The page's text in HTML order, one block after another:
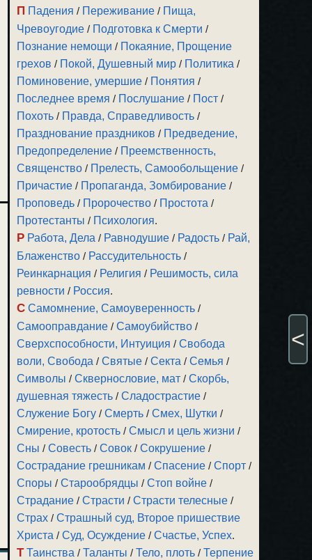
П Падения / Переживание / Пища,
Чревоугодие / Подготовка к Смерти /
Познание немощи / Покаяние, Прощение
грехов / Покой, Душевный мир / Политика /
Поминовение, умершие / Понятия /
Последнее время / Послушание / Пост /
Похоть / Правда, Справедливость /
Празднование праздников / Предведение,
Предопределение / Преемственность,
Священство / Прелесть, Самообольщение /
Причастие / Пропаганда, Зомбирование /
Проповедь / Пророчество / Простота /
Протестанты / Психология.
Р Работа, Дела / Равнодушие / Радость / Рай,
Блаженство / Рассудительность /
Реинкарнация / Религия / Решимость, сила
ревности / Россия.
С Самомнение, Самоуверенность /
Самооправдание /Самоубийство /
Сверхспособности, Интуиция /Свобода
воли, Свобода /Святые /Секта /Семья /
Символы /Сквернословие, мат /Скорбь,
душевная тяжесть /Сладострастие /
Служение Богу /Смерть /Смех, Шутки /
Смирение, кротость /Смысл и цель жизни /
Сны /Совесть /Совок /Сокрушение /
Сострадание грешникам /Спасение /Спорт /
Споры /Старообрядцы /Стоп войне /
Страдание /Страсти /Страсти телесные /
Страх /Страшный суд, Второе пришествие
Христа /Суд, Осуждение /Счастье, Успех.
Т Таинства /Таланты /Тело, плоть /Терпение
<